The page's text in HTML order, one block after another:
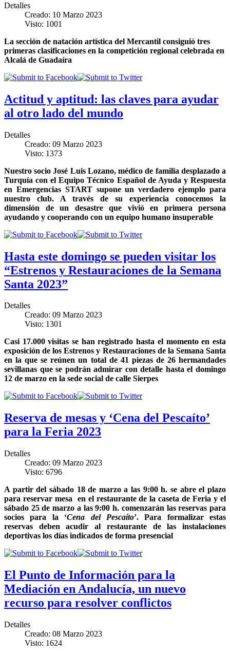
Detalles
Creado: 10 Marzo 2023
Visto: 1001
La sección de natación artística del Mercantil consiguió tres
primeras clasificaciones en la competición regional celebrada en
Alcalá de Guadaíra
Actitud y aptitud: las claves para ayudar
al otro lado del mundo
Detalles
Creado: 09 Marzo 2023
Visto: 1373
Nuestro socio José Luis Lozano, médico de familia desplazado a
Turquía con elEquipo Técnico Español de Ayuda y Respuesta
en Emergencias STARTsupone un verdadero ejemplo para
nuestro club. A través de su experiencia conocemos la
dimensión de un desastre que vivió en primera persona
ayudando y cooperando con un equipo humano insuperable
Hasta este domingo se pueden visitar los
“Estrenos y Restauraciones de la Semana
Santa 2023”
Detalles
Creado: 09 Marzo 2023
Visto: 1301
Casi 17.000 visitas se han registrado hasta el momento en esta
exposición de los Estrenos y Restauraciones de la Semana Santa
en la que se reúnen un total de 41 piezas de 26 hermandades
sevillanas que se podrán admirar con detalle hasta el domingo
12 de marzo en la sede social de calle Sierpes
Reserva de mesas y ‘Cena del Pescaíto’
para la Feria 2023
Detalles
Creado: 09 Marzo 2023
Visto: 6796
A partir del sábado 18 de marzo a las 9:00 h. se abre el plazo
para reservar mesa en el restaurante de la caseta de Feria y el
sábado 25 de marzo a las 9:00 h. comenzarán las reservas para
socios para la ‘Cena del Pescaíto’. Para formalizar estas
reservas deben acudir al restaurante de las instalaciones
deportivas los días indicados de forma presencial
El Punto de Información para la
Mediación en Andalucía, un nuevo
recurso para resolver conflictos
Detalles
Creado: 08 Marzo 2023
Visto: 1624